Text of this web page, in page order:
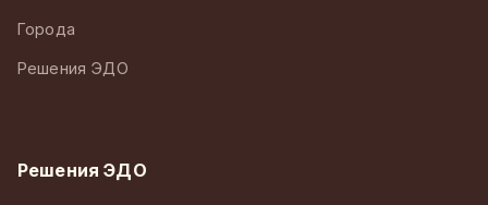
Города
Решения ЭДО
Решения ЭДО